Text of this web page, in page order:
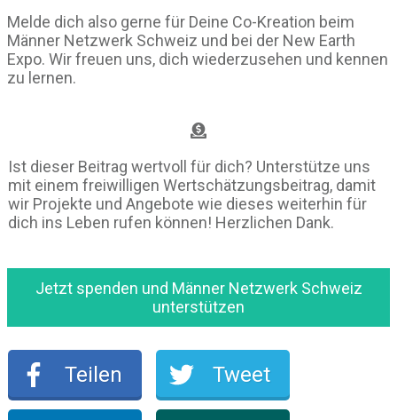
Melde dich also gerne für Deine Co-Kreation beim
Männer Netzwerk Schweiz und bei der New Earth
Expo. Wir freuen uns, dich wiederzusehen und kennen
zu lernen.
Ist dieser Beitrag wertvoll für dich? Unterstütze uns
mit einem freiwilligen Wertschätzungsbeitrag, damit
wir Projekte und Angebote wie dieses weiterhin für
dich ins Leben rufen können! Herzlichen Dank.
Jetzt spenden und Männer Netzwerk Schweiz
unterstützen
Teilen Tweet